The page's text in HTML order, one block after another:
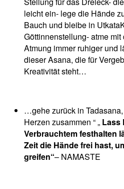
leicht ein- lege die Hände
Bauch und bleibe in
Göttinnenstellung- atme
Atmung immer ruhiger und
dieser Asana, die für
Kreativität steht…
…gehe zurück in
Herzen zusammen “ „ Lass
Verbrauchtem festhalten
Zeit die Hände frei hast,
greifen“– NAMASTE